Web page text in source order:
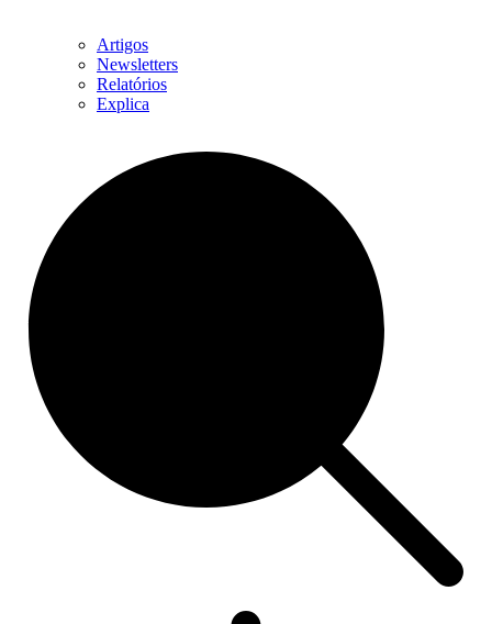
Artigos
Newsletters
Relatórios
Explica